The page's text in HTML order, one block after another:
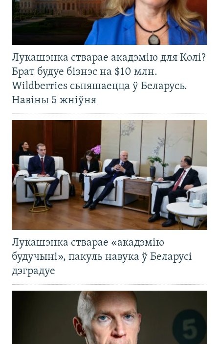
Лукашэнка стварае акадэмію для Колі?
Брат будуе бізнэс на $10 млн.
Wildberries сьпяшаецца ў Беларусь.
Навіны 5 жніўня
Лукашэнка стварае «акадэмію
будучыні», пакуль навука ў Беларусі
дэградуе